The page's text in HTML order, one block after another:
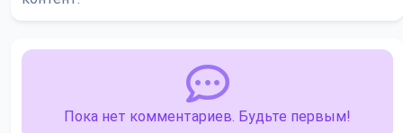
Пока нет комментариев. Будьте первым!